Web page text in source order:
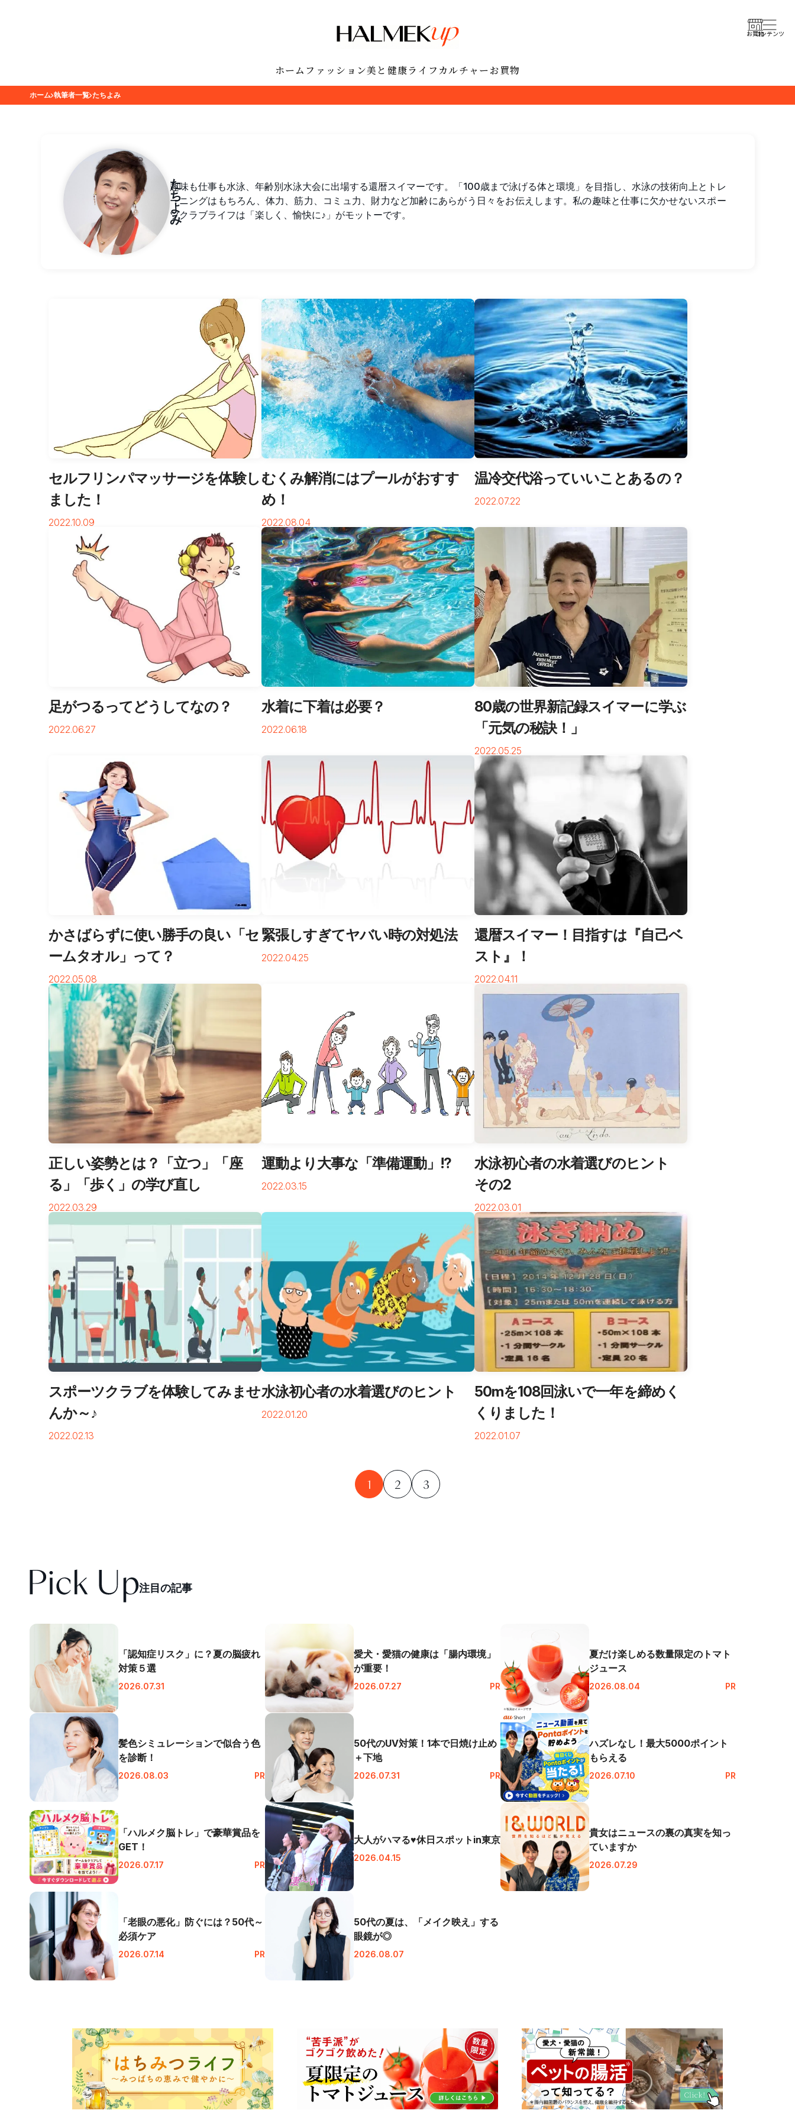
お買物コンテンツ
ホーム ファッション美と健康ライフ カルチャーお買物
ホーム 執筆者一覧 たちよみ
た
ち
よ
み
趣味も仕事も水泳、年齢別水泳大会に出場する還暦スイマーです。「100歳まで泳げる体と環境」を目指し、水泳の技術向上とトレ
ーニングはもちろん、体力、筋力、コミュ力、財力など加齢にあらがう日々をお伝えします。私の趣味と仕事に欠かせないスポー
ツクラブライフは「楽しく、愉快に♪」がモットーです。
セルフリンパマッサージを体験し
ました！
2022.10.09
むくみ解消にはプールがおすす
め！
2022.08.04
温冷交代浴っていいことあるの？
2022.07.22
足がつるってどうしてなの？
2022.06.27
水着に下着は必要？
2022.06.18
80歳の世界新記録スイマーに学ぶ
「元気の秘訣！」
2022.05.25
かさばらずに使い勝手の良い「セ
ームタオル」って？
2022.05.08
緊張しすぎてヤバい時の対処法
2022.04.25
還暦スイマー！目指すは『自己ベ
スト』！
2022.04.11
正しい姿勢とは？「立つ」「座
る」「歩く」の学び直し
2022.03.29
運動より大事な「準備運動」!?
2022.03.15
水泳初心者の水着選びのヒント
その2
2022.03.01
スポーツクラブを体験してみませ
んか～♪
2022.02.13
水泳初心者の水着選びのヒント
2022.01.20
50mを108回泳いで一年を締めく
くりました！
2022.01.07
1 2 3
注目の記事
「認知症リスク」に？夏の脳疲れ
対策５選
2026.07.31
愛犬・愛猫の健康は「腸内環境」
が重要！
2026.07.27 PR
夏だけ楽しめる数量限定のトマト
ジュース
2026.08.04 PR
髪色シミュレーションで似合う色
を診断！
2026.08.03 PR
50代のUV対策！1本で日焼け止め
＋下地
2026.07.31 PR
ハズレなし！最大5000ポイント
もらえる
2026.07.10 PR
「ハルメク脳トレ」で豪華賞品を
GET！
2026.07.17 PR
大人がハマる♥休日スポットin東京
2026.04.15
貴女はニュースの裏の真実を知っ
ていますか
2026.07.29
「老眼の悪化」防ぐには？50代～
必須ケア
2026.07.14 PR
50代の夏は、「メイク映え」する
眼鏡が◎
2026.08.07
閉じる